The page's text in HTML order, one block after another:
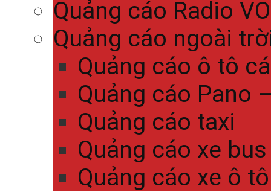
Quảng cáo Radio
Quảng cáo ngoài
Quảng cáo ô tô
Quảng cáo Pano
Quảng cáo taxi
Quảng cáo xe bus
Quảng cáo xe ô